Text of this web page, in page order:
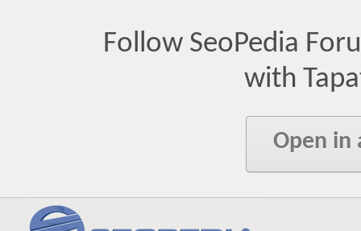
Follow SeoPedia
with
Open in